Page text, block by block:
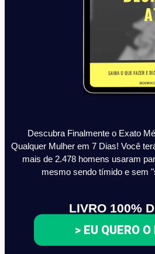
Descubra Finalmente o Exato
Qualquer Mulher em 7 Dias! Você
mais de 2.478 homens usaram
mesmo sendo tímido e sem
LIVRO 100%
> EU QUERO